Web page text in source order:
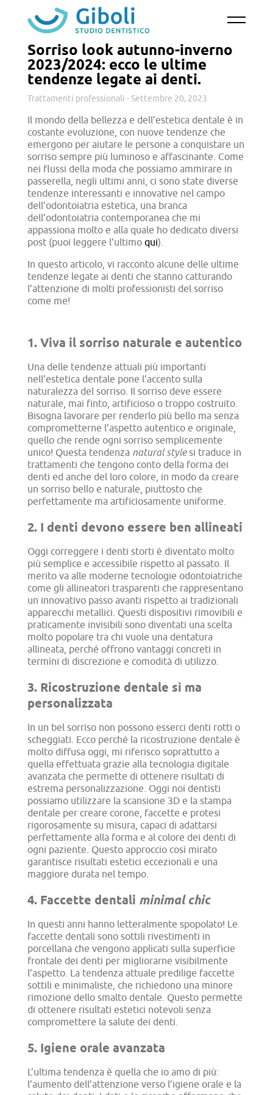
content
Sorriso look autunno-inverno
2023/2024: ecco le ultime
tendenze legate ai denti.
Trattamenti professionali - Settembre 20, 2023
Il mondo della bellezza e dell’estetica dentale è in
costante evoluzione, con nuove tendenze che
emergono per aiutare le persone a conquistare un
sorriso sempre più luminoso e affascinante. Come
nei flussi della moda che possiamo ammirare in
passerella, negli ultimi anni, ci sono state diverse
tendenze interessanti e innovative nel campo
dell’odontoiatria estetica, una branca
dell’odontoiatria contemporanea che mi
appassiona molto e alla quale ho dedicato diversi
post (puoi leggere l’ultimo qui).
In questo articolo, vi racconto alcune delle ultime
tendenze legate ai denti che stanno catturando
l’attenzione di molti professionisti del sorriso
come me!
1. Viva il sorriso naturale e autentico
Una delle tendenze attuali più importanti
nell’estetica dentale pone l’accento sulla
naturalezza del sorriso. Il sorriso deve essere
naturale, mai finto, artificioso o troppo costruito.
Bisogna lavorare per renderlo più bello ma senza
comprometterne l’aspetto autentico e originale,
quello che rende ogni sorriso semplicemente
unico! Questa tendenza natural stylesi traduce in
trattamenti che tengono conto della forma dei
denti ed anche del loro colore, in modo da creare
un sorriso bello e naturale, piuttosto che
perfettamente ma artificiosamente uniforme.
2. I denti devono essere ben allineati
Oggi correggere i denti storti è diventato molto
più semplice e accessibile rispetto al passato. Il
merito va alle moderne tecnologie odontoiatriche
come gli allineatori trasparenti che rappresentano
un innovativo passo avanti rispetto ai tradizionali
apparecchi metallici. Questi dispositivi rimovibili e
praticamente invisibili sono diventati una scelta
molto popolare tra chi vuole una dentatura
allineata, perché offrono vantaggi concreti in
termini di discrezione e comodità di utilizzo.
3. Ricostruzione dentale sì ma
personalizzata
In un bel sorriso non possono esserci denti rotti o
scheggiati. Ecco perché la ricostruzione dentale è
molto diffusa oggi, mi riferisco soprattutto a
quella effettuata grazie alla tecnologia digitale
avanzata che permette di ottenere risultati di
estrema personalizzazione. Oggi noi dentisti
possiamo utilizzare la scansione 3D e la stampa
dentale per creare corone, faccette e protesi
rigorosamente su misura, capaci di adattarsi
perfettamente alla forma e al colore dei denti di
ogni paziente. Questo approccio così mirato
garantisce risultati estetici eccezionali e una
maggiore durata nel tempo.
4. Faccette dentali minimal chic
In questi anni hanno letteralmente spopolato! Le
faccette dentali sono sottili rivestimenti in
porcellana che vengono applicati sulla superficie
frontale dei denti per migliorarne visibilmente
l’aspetto. La tendenza attuale predilige faccette
sottili e minimaliste, che richiedono una minore
rimozione dello smalto dentale. Questo permette
di ottenere risultati estetici notevoli senza
compromettere la salute dei denti.
5. Igiene orale avanzata
L’ultima tendenza è quella che io amo di più:
l’aumento dell’attenzione verso l’igiene orale e la